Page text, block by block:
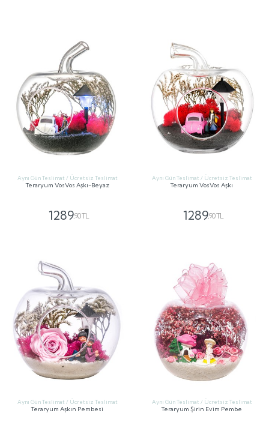
Aynı Gün Teslimat / Ücretsiz Teslimat
Teraryum VosVos Aşkı-Beyaz
1289,90 TL
Aynı Gün Teslimat / Ücretsiz Teslimat
Teraryum VosVos Aşkı
1289,90 TL
Aynı Gün Teslimat / Ücretsiz Teslimat
Teraryum Aşkın Pembesi
Aynı Gün Teslimat / Ücretsiz Teslimat
Teraryum Şirin Evim Pembe